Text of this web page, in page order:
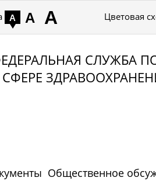
А Мелкий
шрифт
А Средний
шрифт
А Крупный
шрифт
Цветовая
СЛУЖБА
СФЕРЕ
Общественное